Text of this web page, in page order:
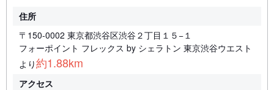
住所
〒150-0002 東京都渋谷区渋谷２丁目１５−１
フォーポイント フレックス by シェラトン 東京渋谷ウエスト
より約1.88km
アクセス